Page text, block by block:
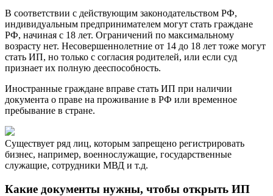
В соответствии с действующим законодательством РФ,
индивидуальным предпринимателем могут стать граждане
РФ, начиная с 18 лет. Ограничений по максимальному
возрасту нет. Несовершеннолетние от 14 до 18 лет тоже могут
стать ИП, но только с согласия родителей, или если суд
признает их полную дееспособность.
Иностранные граждане вправе стать ИП при наличии
документа о праве на проживание в РФ или временное
пребывание в стране.
Существует ряд лиц, которым запрещено регистрировать
бизнес, например, военнослужащие, государственные
служащие, сотрудники МВД и т.д.
Какие документы нужны, чтобы открыть ИП